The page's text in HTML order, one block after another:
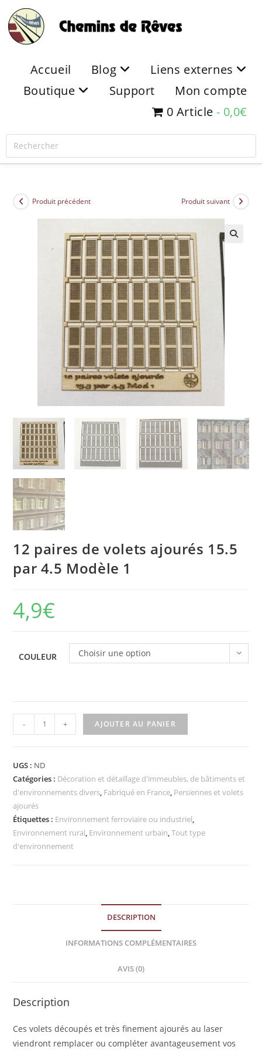
Accueil Blog
Liens externes
Boutique
Support
Mon compte
0 Article
0,0€
Produit précédent Produit suivant
12 paires de volets ajourés 15.5
par 4.5 Modèle 1
4,9€
COULEUR Choisir une option
- + AJOUTER AU PANIER
UGS : ND
Catégories : Décoration et détaillage d'immeubles, de bâtiments et
d'environnements divers, Fabriqué en France, Persiennes et volets
ajourés
Étiquettes : Environnement ferroviaire ou industriel,
Environnement rural, Environnement urbain,Tout type
d'environnement
DESCRIPTION
INFORMATIONS COMPLÉMENTAIRES
AVIS (0)
Description
Ces volets découpés et très finement ajourés au laser
viendront remplacer ou compléter avantageusement vos